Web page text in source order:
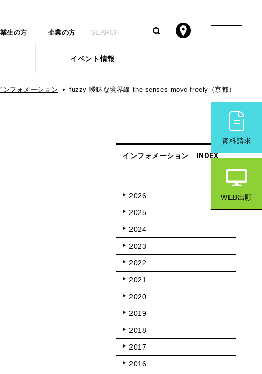
生の方 企業の方
イベント情報
資料請求
WEB出願
ンフォメーション fuzzy 曖昧な境界線 the senses move freely（京都）
インフォメーション INDEX
2026
2025
2024
2023
2022
2021
2020
2019
2018
2017
2016